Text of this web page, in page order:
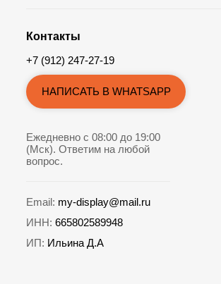
Контакты
+7 (912) 247-27-19
НАПИСАТЬ В WHATSAPP
Ежедневно с 08:00 до 19:00
(Мск). Ответим на любой
вопрос.
Email: my-display@mail.ru
ИНН: 665802589948
ИП: Ильина Д.А